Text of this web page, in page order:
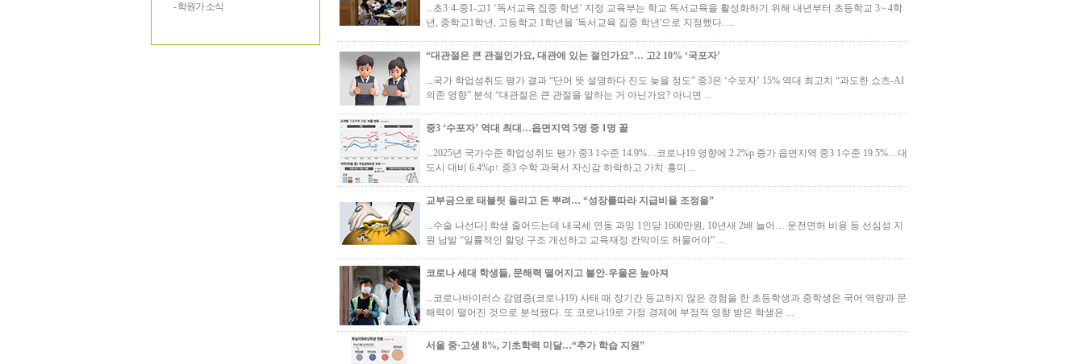
- 학원가 소식
...초3·4-중1-고1 ‘독서교육 집중 학년’ 지정 교육부는 학교 독서교육을 활성화하기 위해 내년부터 초등학교 3∼4학
년, 중학교1학년, 고등학교 1학년을 '독서교육 집중 학년'으로 지정했다. ...
“대관절은 큰 관절인가요, 대관에 있는 절인가요”… 고2 10% ‘국포자’
...국가 학업성취도 평가 결과 “단어 뜻 설명하다 진도 늦을 정도” 중3은 ‘수포자’ 15% 역대 최고치 “과도한 쇼츠-AI
의존 영향” 분석 “대관절은 큰 관절을 말하는 거 아닌가요? 아니면 ...
중3 ‘수포자’ 역대 최대…읍면지역 5명 중 1명 꼴
...2025년 국가수준 학업성취도 평가 중3 1수준 14.9%…코로나19 영향에 2.2%p 증가 읍면지역 중3 1수준 19.5%…대
도시 대비 6.4%p↑ 중3 수학 과목서 자신감 하락하고 가치·흥미 ...
교부금으로 태블릿 돌리고 돈 뿌려… “성장률따라 지급비율 조정을”
...수술 나선다] 학생 줄어드는데 내국세 연동 과잉 1인당 1600만원, 10년새 2배 늘어… 운전면허 비용 등 선심성 지
원 남발 “일률적인 할당 구조 개선하고 교육재정 칸막이도 허물어야” ...
코로나 세대 학생들, 문해력 떨어지고 불안-우울은 높아져
...코로나바이러스 감염증(코로나19) 사태 때 장기간 등교하지 않은 경험을 한 초등학생과 중학생은 국어 역량과 문
해력이 떨어진 것으로 분석됐다. 또 코로나19로 가정 경제에 부정적 영향 받은 학생은 ...
서울 중·고생 8%, 기초학력 미달…“추가 학습 지원”